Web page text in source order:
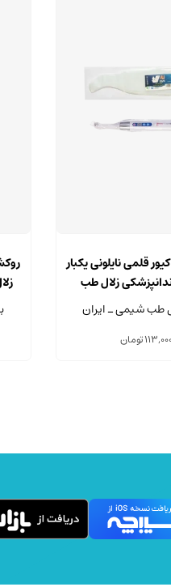
قلمی نایلونی یکبار
زلال طب
25 عددی
طب شیمی ـ ایران
تومان